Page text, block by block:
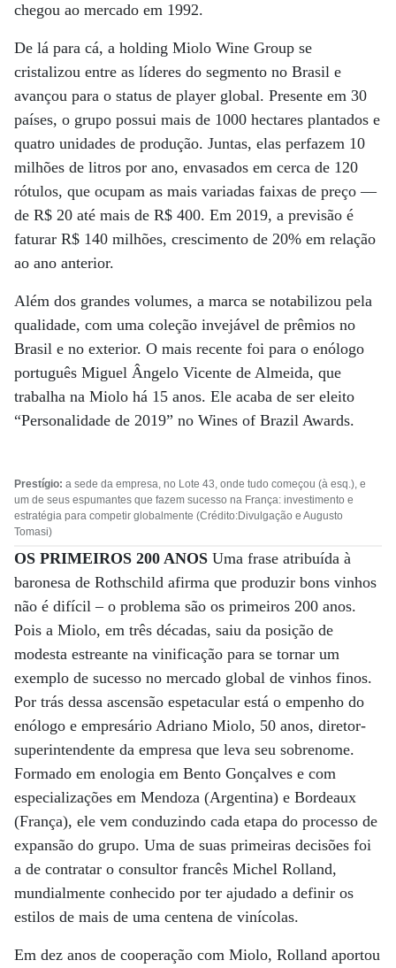
chegou ao mercado em 1992.
De lá para cá, a holding Miolo Wine Group se
cristalizou entre as líderes do segmento no Brasil e
avançou para o status de player global. Presente em 30
países, o grupo possui mais de 1000 hectares plantados e
quatro unidades de produção. Juntas, elas perfazem 10
milhões de litros por ano, envasados em cerca de 120
rótulos, que ocupam as mais variadas faixas de preço —
de R$ 20 até mais de R$ 400. Em 2019, a previsão é
faturar R$ 140 milhões, crescimento de 20% em relação
ao ano anterior.
Além dos grandes volumes, a marca se notabilizou pela
qualidade, com uma coleção invejável de prêmios no
Brasil e no exterior. O mais recente foi para o enólogo
português Miguel Ângelo Vicente de Almeida, que
trabalha na Miolo há 15 anos. Ele acaba de ser eleito
“Personalidade de 2019” no Wines of Brazil Awards.
Prestígio: a sede da empresa, no Lote 43, onde tudo começou (à esq.), e
um de seus espumantes que fazem sucesso na França: investimento e
estratégia para competir globalmente (Crédito:Divulgação e Augusto
Tomasi)
OS PRIMEIROS 200 ANOS Uma frase atribuída à
baronesa de Rothschild afirma que produzir bons vinhos
não é difícil – o problema são os primeiros 200 anos.
Pois a Miolo, em três décadas, saiu da posição de
modesta estreante na vinificação para se tornar um
exemplo de sucesso no mercado global de vinhos finos.
Por trás dessa ascensão espetacular está o empenho do
enólogo e empresário Adriano Miolo, 50 anos, diretor-
superintendente da empresa que leva seu sobrenome.
Formado em enologia em Bento Gonçalves e com
especializações em Mendoza (Argentina) e Bordeaux
(França), ele vem conduzindo cada etapa do processo de
expansão do grupo. Uma de suas primeiras decisões foi
a de contratar o consultor francês Michel Rolland,
mundialmente conhecido por ter ajudado a definir os
estilos de mais de uma centena de vinícolas.
Em dez anos de cooperação com Miolo, Rolland aportou